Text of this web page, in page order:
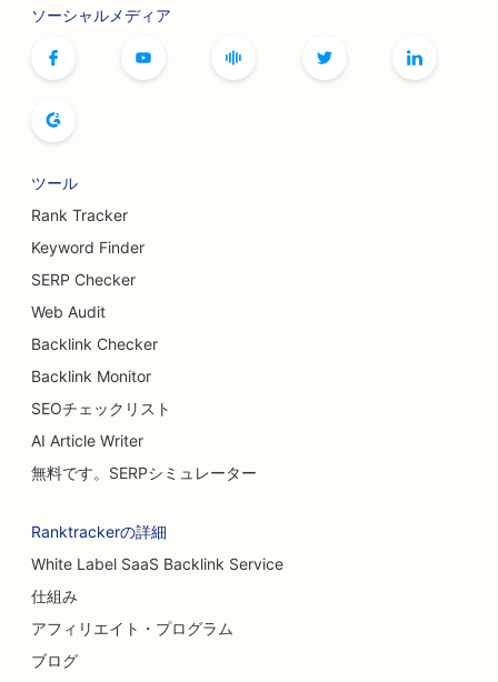
ソーシャルメディア
ツール
Rank Tracker
Keyword Finder
SERP Checker
Web Audit
Backlink Checker
Backlink Monitor
SEOチェックリスト
AI Article Writer
無料です。SERPシミュレーター
Ranktrackerの詳細
White Label SaaS Backlink Service
仕組み
アフィリエイト・プログラム
ブログ